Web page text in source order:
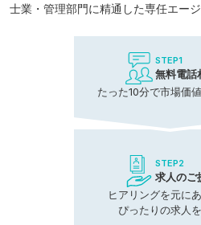
士業・管理部門に精通した専任エー
STEP1
無料電話
たった10分で市場価
STEP2
求人のご
ヒアリングを元に
ぴったりの求人